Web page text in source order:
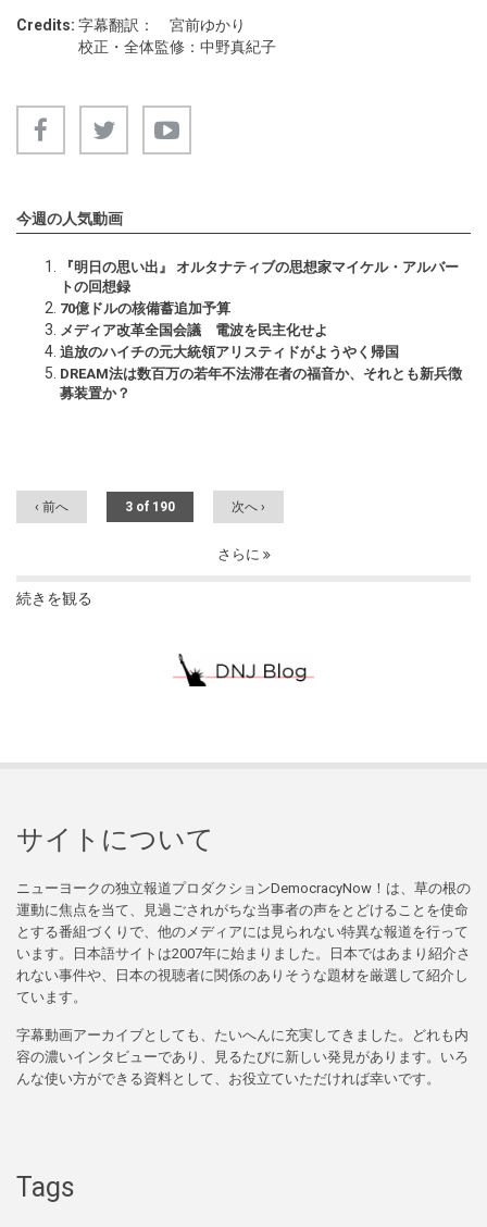
Credits: 字幕翻訳： 宮前ゆかり
校正・全体監修：中野真紀子
今週の人気動画
『明日の思い出』 オルタナティブの思想家マイケル・アルバー
トの回想録
70億ドルの核備蓄追加予算
メディア改革全国会議 電波を民主化せよ
追放のハイチの元大統領アリスティドがようやく帰国
DREAM法は数百万の若年不法滞在者の福音か、それとも新兵徴
募装置か？
‹ 前へ 3 of 190 次へ ›
さらに
続きを観る
サイトについて
ニューヨークの独立報道プロダクションDemocracyNow！は、草の根の
運動に焦点を当て、見過ごされがちな当事者の声をとどけることを使命
とする番組づくりで、他のメディアには見られない特異な報道を行って
います。日本語サイトは2007年に始まりました。日本ではあまり紹介さ
れない事件や、日本の視聴者に関係のありそうな題材を厳選して紹介し
ています。
字幕動画アーカイブとしても、たいへんに充実してきました。どれも内
容の濃いインタビューであり、見るたびに新しい発見があります。いろ
んな使い方ができる資料として、お役立ていただければ幸いです。
Tags